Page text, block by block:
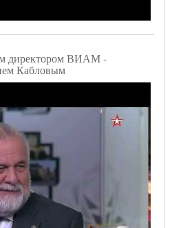
директором ВИАМ -
Кабловым